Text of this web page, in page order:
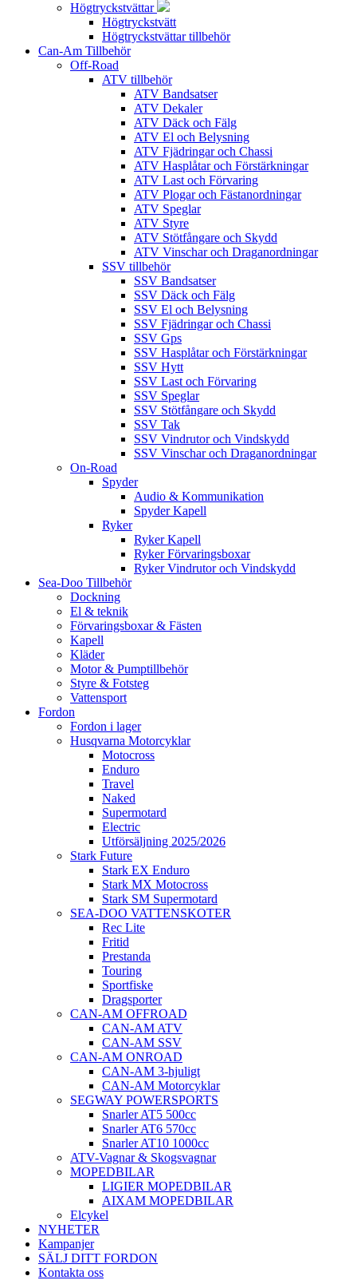
Högtryckstvättar
Högtryckstvätt
Högtryckstvättar tillbehör
Can-Am Tillbehör
Off-Road
ATV tillbehör
ATV Bandsatser
ATV Dekaler
ATV Däck och Fälg
ATV El och Belysning
ATV Fjädringar och Chassi
ATV Hasplåtar och Förstärkningar
ATV Last och Förvaring
ATV Plogar och Fästanordningar
ATV Speglar
ATV Styre
ATV Stötfångare och Skydd
ATV Vinschar och Draganordningar
SSV tillbehör
SSV Bandsatser
SSV Däck och Fälg
SSV El och Belysning
SSV Fjädringar och Chassi
SSV Gps
SSV Hasplåtar och Förstärkningar
SSV Hytt
SSV Last och Förvaring
SSV Speglar
SSV Stötfångare och Skydd
SSV Tak
SSV Vindrutor och Vindskydd
SSV Vinschar och Draganordningar
On-Road
Spyder
Audio & Kommunikation
Spyder Kapell
Ryker
Ryker Kapell
Ryker Förvaringsboxar
Ryker Vindrutor och Vindskydd
Sea-Doo Tillbehör
Dockning
El & teknik
Förvaringsboxar & Fästen
Kapell
Kläder
Motor & Pumptillbehör
Styre & Fotsteg
Vattensport
Fordon
Fordon i lager
Husqvarna Motorcyklar
Motocross
Enduro
Travel
Naked
Supermotard
Electric
Utförsäljning 2025/2026
Stark Future
Stark EX Enduro
Stark MX Motocross
Stark SM Supermotard
SEA-DOO VATTENSKOTER
Rec Lite
Fritid
Prestanda
Touring
Sportfiske
Dragsporter
CAN-AM OFFROAD
CAN-AM ATV
CAN-AM SSV
CAN-AM ONROAD
CAN-AM 3-hjuligt
CAN-AM Motorcyklar
SEGWAY POWERSPORTS
Snarler AT5 500cc
Snarler AT6 570cc
Snarler AT10 1000cc
ATV-Vagnar & Skogsvagnar
MOPEDBILAR
LIGIER MOPEDBILAR
AIXAM MOPEDBILAR
Elcykel
NYHETER
Kampanjer
SÄLJ DITT FORDON
Kontakta oss